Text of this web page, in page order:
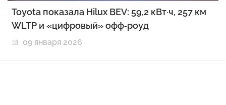
Toyota показала Hilux BEV: 59,2 кВт·ч, 257 км
WLTP и «цифровый» офф‑роуд
09 января 2026